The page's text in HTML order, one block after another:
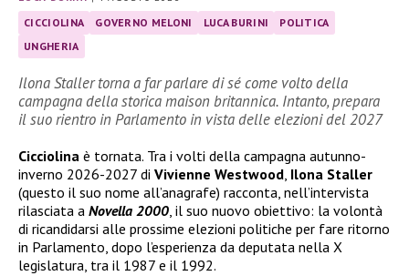
CICCIOLINA GOVERNO MELONI LUCA BURINI
POLITICA
UNGHERIA
Ilona Staller torna a far parlare di sé come volto della
campagna della storica maison britannica. Intanto, prepara
il suo rientro in Parlamento in vista delle elezioni del 2027
Cicciolina è tornata. Tra i volti della campagna autunno-
inverno 2026-2027 di Vivienne Westwood, Ilona Staller
(questo il suo nome all’anagrafe) racconta, nell’intervista
rilasciata a Novella 2000, il suo nuovo obiettivo: la volontà
di ricandidarsi alle prossime elezioni politiche per fare ritorno
in Parlamento, dopo l’esperienza da deputata nella X
legislatura, tra il 1987 e il 1992.